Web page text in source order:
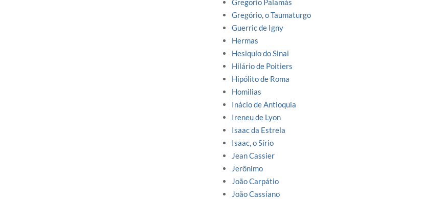
Gregorio Palamàs
Gregório, o Taumaturgo
Guerric de Igny
Hermas
Hesiquio do Sinai
Hilário de Poitiers
Hipólito de Roma
Homilias
Inácio de Antioquia
Ireneu de Lyon
Isaac da Estrela
Isaac, o Sírio
Jean Cassier
Jerônimo
João Carpátio
João Cassiano